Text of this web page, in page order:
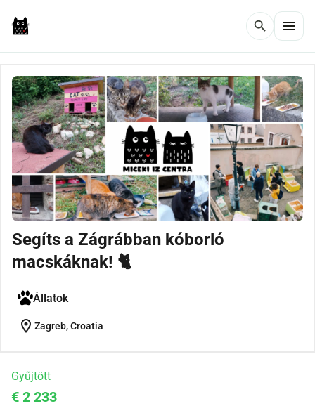
search menu
Segíts a Zágrábban kóborló
macskáknak! 🐈
Állatok
location_on Zagreb, Croatia
Gyűjtött
€ 2 233